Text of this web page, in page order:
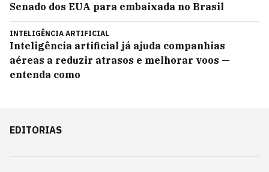
Senado dos EUA para embaixada no Brasil
INTELIGÊNCIA ARTIFICIAL
Inteligência artificial já ajuda companhias
aéreas a reduzir atrasos e melhorar voos —
entenda como
EDITORIAS